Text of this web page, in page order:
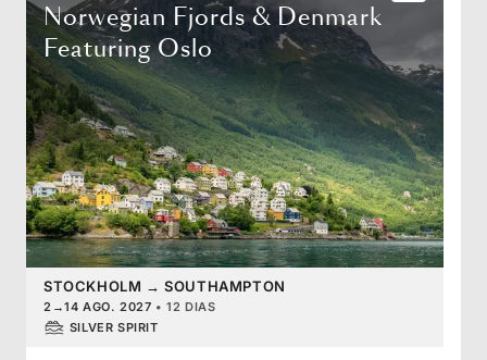
Norwegian Fjords & Denmark
Featuring Oslo
STOCKHOLM → SOUTHAMPTON
2 →14 AGO. 2027 •12 DIAS
SILVER SPIRIT